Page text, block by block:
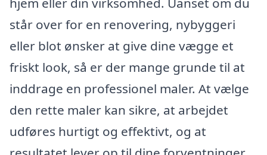
står over for en renovering, nybyggeri
eller blot ønsker at give dine vægge et
friskt look, så er der mange grunde til at
inddrage en professionel maler. At vælge
den rette maler kan sikre, at arbejdet
udføres hurtigt og effektivt, og at